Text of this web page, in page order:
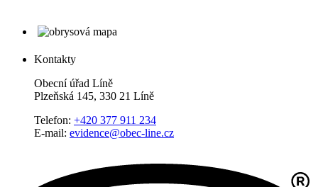
Kontakty
Obecní úřad Líně
Plzeňská 145, 330 21 Líně
Telefon: +420 377 911 234
E-mail: evidence@obec-line.cz